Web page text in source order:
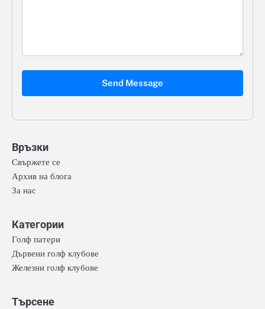
Send Message
Връзки
Свържете се
Архив на блога
За нас
Категории
Голф патери
Дървени голф клубове
Железни голф клубове
Търсене